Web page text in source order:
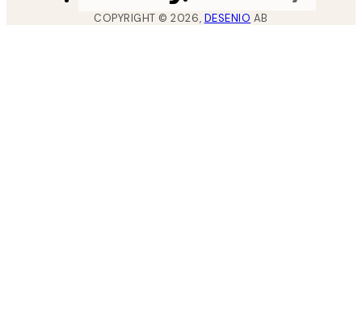
COPYRIGHT ©2026, DESENIO AB